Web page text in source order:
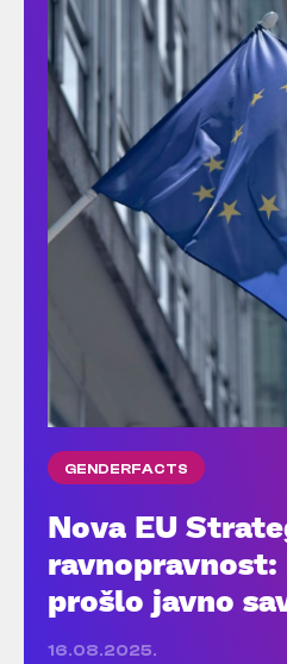
GENDERFACTS
Nova EU
prošlo javno
16.08.2025.